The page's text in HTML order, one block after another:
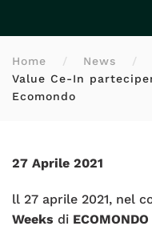
Home News
Value Ce-In
Ecomondo
27 Aprile 2021
ll 27 aprile 2021, nel
Weeks di ECOMONDO